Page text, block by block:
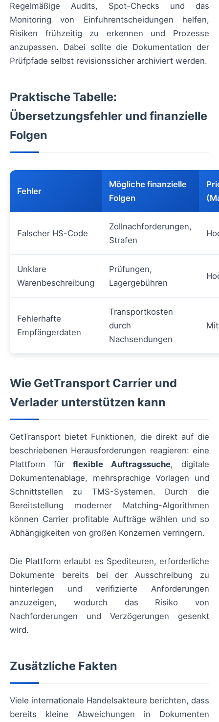
Regelmäßige Audits, Spot-Checks und das
Monitoring von Einfuhrentscheidungen helfen,
Risiken frühzeitig zu erkennen und Prozesse
anzupassen. Dabei sollte die Dokumentation der
Prüfpfade selbst revisionssicher archiviert werden.
Praktische Tabelle:
Übersetzungsfehler und finanzielle
Folgen
Fehler
Mögliche finanzielle
Folgen
Falscher HS-Code
Zollnachforderungen,
Strafen
Unklare
Warenbeschreibung
Prüfungen,
Lagergebühren
Fehlerhafte
Empfängerdaten
Transportkosten
durch
Nachsendungen
Wie GetTransport Carrier und
Verlader unterstützen kann
GetTransport bietet Funktionen, die direkt auf die
beschriebenen Herausforderungen reagieren: eine
Plattform für flexible Auftragssuche, digitale
Dokumentenablage, mehrsprachige Vorlagen und
Schnittstellen zu TMS-Systemen. Durch die
Bereitstellung moderner Matching-Algorithmen
können Carrier profitable Aufträge wählen und so
Abhängigkeiten von großen Konzernen verringern.
Die Plattform erlaubt es Spediteuren, erforderliche
Dokumente bereits bei der Ausschreibung zu
hinterlegen und verifizierte Anforderungen
anzuzeigen, wodurch das Risiko von
Nachforderungen und Verzögerungen gesenkt
wird.
Zusätzliche Fakten
Viele internationale Handelsakteure berichten, dass
bereits kleine Abweichungen in Dokumenten